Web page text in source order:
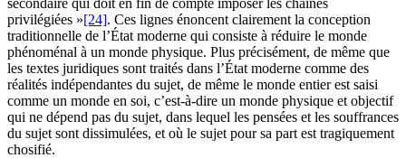
privilégiées »[24]. Ces lignes énoncent clairement la conception
traditionnelle de l’État moderne qui consiste à réduire le monde
phénoménal à un monde physique. Plus précisément, de même que
les textes juridiques sont traités dans l’État moderne comme des
réalités indépendantes du sujet, de même le monde entier est saisi
comme un monde en soi, c’est-à-dire un monde physique et objectif
qui ne dépend pas du sujet, dans lequel les pensées et les souffrances
du sujet sont dissimulées, et où le sujet pour sa part est tragiquement
chosifié.